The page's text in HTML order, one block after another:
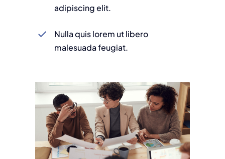
adipiscing elit.
Nulla quis lorem ut libero
malesuada feugiat.